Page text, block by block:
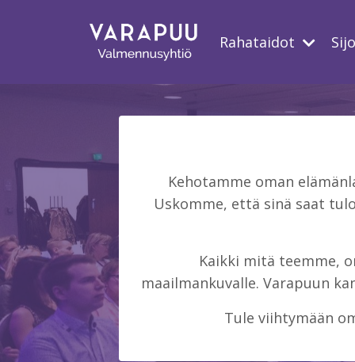
Rahataidot
Kehotamme oman
Uskomme, että sinä saat
Kaikki mitä teemme,
maailmankuvalle. Varapuun
Tule viihtymään